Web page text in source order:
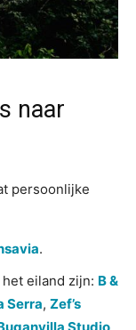
naar
persoonlijke
.
eiland zijn: B &
Serra, Zef’s